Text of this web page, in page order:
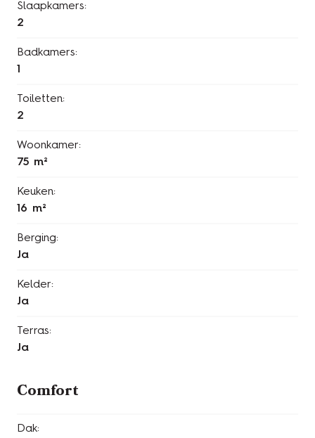
Slaapkamers:
2
Badkamers:
1
Toiletten:
2
Woonkamer:
75 m²
Keuken:
16 m²
Berging:
Ja
Kelder:
Ja
Terras:
Ja
Comfort
Dak: